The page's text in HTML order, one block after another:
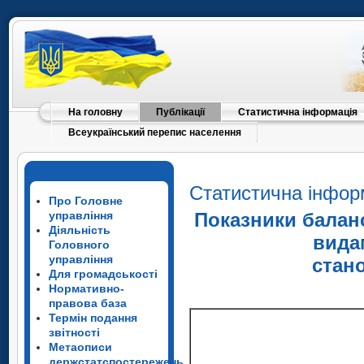
На головну Публікації
Статистична інформація
Всеукраїнський перепис населення
Про Головне
управління
Діяльність
Головного
управління
Для громадськості
Нормативно-
правова база
Термін подання
звітності
Метаописи
Статистична
Показники